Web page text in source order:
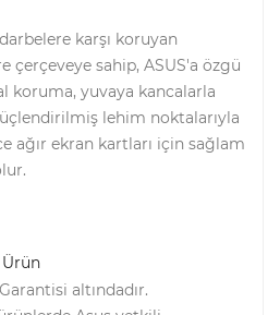
karşı koruyan
çerçeveye sahip, ASUS'a özgü
koruma, yuvaya kancalarla
lehim noktalarıyla
ağır ekran kartları için sağlam
Ürün
altındadır.